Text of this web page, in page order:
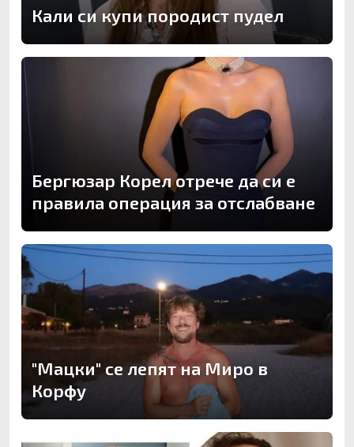
Кали си купи породист пудел
Бергюзар Корел отрече да си е
правила операция за отслабване
"Мацки" се лепят на Миро в
Корфу